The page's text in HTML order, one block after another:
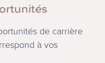
de carrière
à vos